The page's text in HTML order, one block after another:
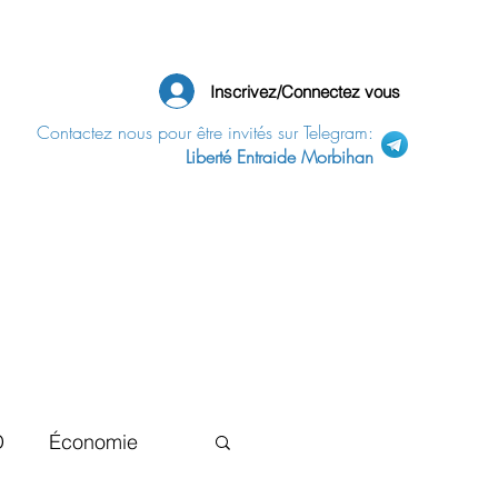
Inscrivez/Connectez vous
Contactez nous pour être invités sur Telegram:
Liberté Entraide Morbihan
Économie